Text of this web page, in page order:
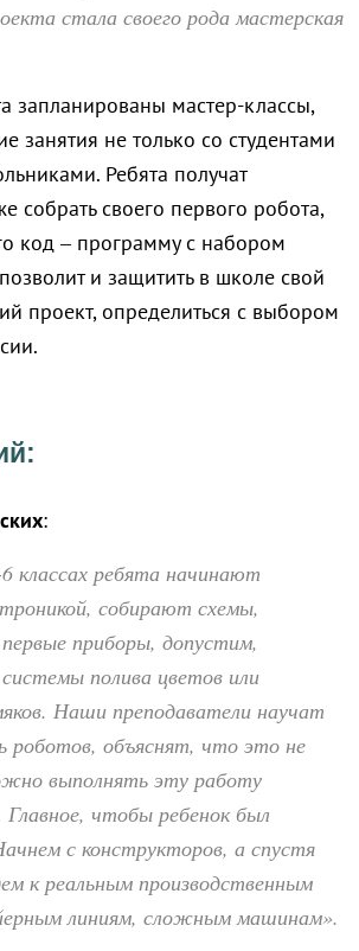
стала своего рода мастерская
запланированы мастер-классы,
занятия не только со студентами
Ребята получат
собрать своего первого робота,
код – программу с набором
и защитить в школе свой
проект, определиться с выбором
:
классах ребята начинают
собирают схемы,
приборы, допустим,
полива цветов или
Наши преподаватели научат
роботов, объяснят, что это не
выполнять эту работу
чтобы ребенок был
с конструкторов, а спустя
к реальным производственным
линиям, сложным машинам».